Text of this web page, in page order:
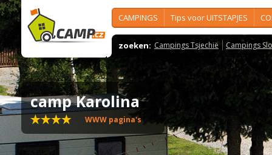
CAMPINGS Tips voor UITSTAPJES
zoeken: Campings Tsjechië Campings
camp Karolina
WWW pagina's